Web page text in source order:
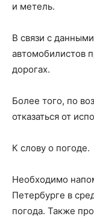
и метель.
В связи с
автомобилистов
дорогах.
Более того, по
отказаться от
К слову о погоде.
Необходимо
Петербурге в
погода. Также